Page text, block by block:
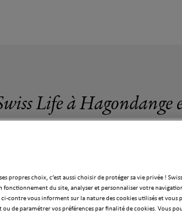
Life à
Swiss Life à
propres choix, c’est aussi choisir de protéger sa vie privée !
fonctionnement du site, analyser et personnaliser votre
ci-contre vous informent sur la nature des cookies utilisés et
de paramétrer vos préférences par finalité de cookies. Vous